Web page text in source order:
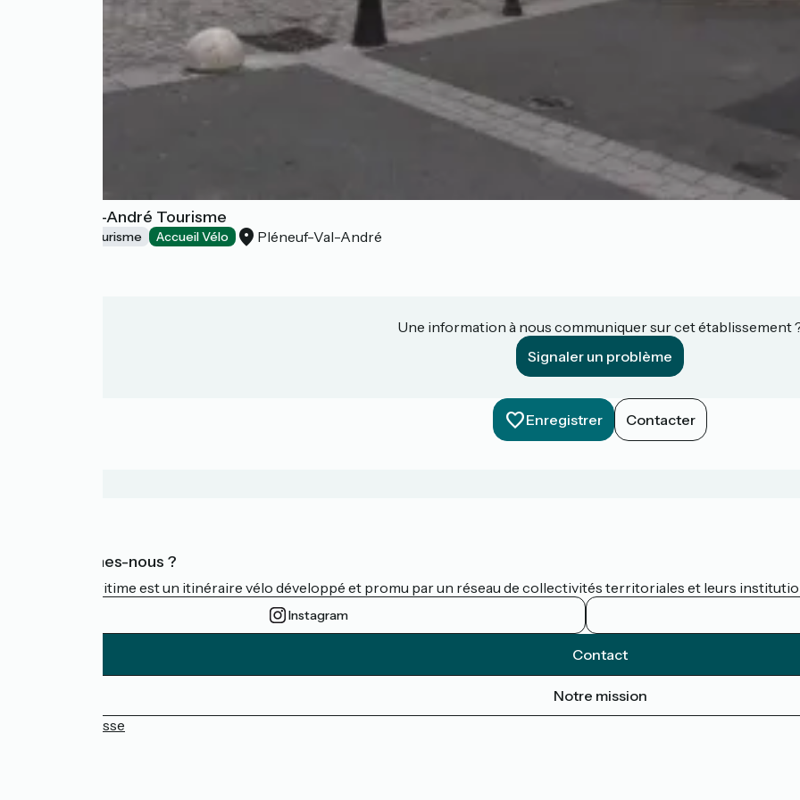
Pléneuf-Val-André Tourisme
Offices de Tourisme Accueil Vélo Pléneuf-Val-André
Une information à nous communiquer sur cet établissement
Signaler un problème
Enregistrer Contacter
Qui sommes-nous ?
La Vélomaritime est un itinéraire vélo développé et promu par un réseau de collectivités territoriales et leurs
Instagram
Contact
Notre mission
Espace Presse